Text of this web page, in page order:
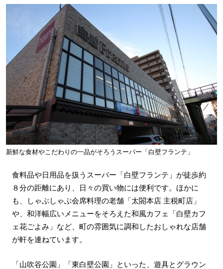
新鮮な食材やこだわりの一品がそろうスーパー「白壁フランテ」
食料品や日用品を扱うスーパー「白壁フランテ」が徒歩約
８分の距離にあり、日々の買い物には便利です。ほかに
も、しゃぶしゃぶ会席料理の老舗「太閤本店 主税町店」
や、和洋幅広いメニューをそろえた和風カフェ「白壁カフ
ェ花ごよみ」など、町の雰囲気に調和したおしゃれな店舗
が軒を連ねています。
「山吹谷公園」「東白壁公園」といった、遊具とグラウン